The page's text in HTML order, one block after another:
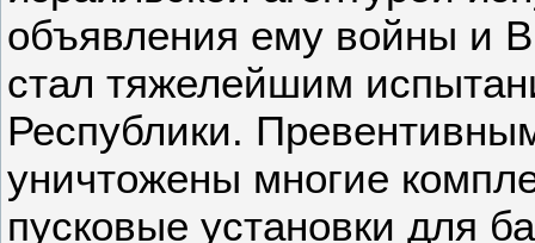
объявления ему войны и
стал тяжелейшим
Республики.
уничтожены многие
пусковые установки для